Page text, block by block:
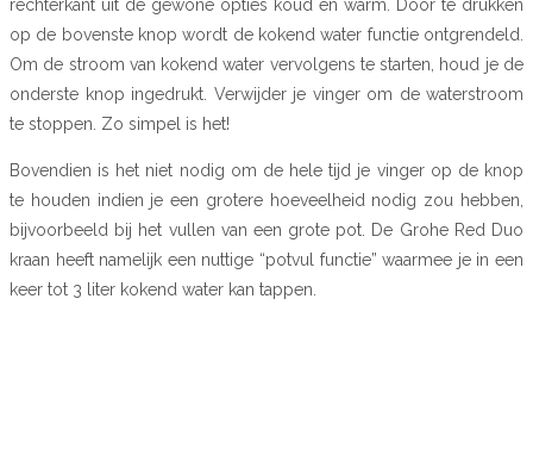
rechterkant uit de gewone opties koud en warm. Door te drukken
op de bovenste knop wordt de kokend water functie ontgrendeld.
Om de stroom van kokend water vervolgens te starten, houd je de
onderste knop ingedrukt. Verwijder je vinger om de waterstroom
te stoppen. Zo simpel is het!
Bovendien is het niet nodig om de hele tijd je vinger op de knop
te houden indien je een grotere hoeveelheid nodig zou hebben,
bijvoorbeeld bij het vullen van een grote pot. De Grohe Red Duo
kraan heeft namelijk een nuttige “potvul functie” waarmee je in een
keer tot 3 liter kokend water kan tappen.